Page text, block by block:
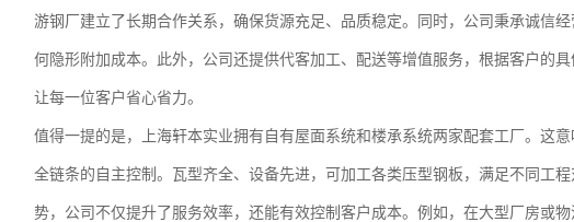
游钢厂建立了长期合作关系，确保货源充足、品质稳定。同时，公司秉承诚信
何隐形附加成本。此外，公司还提供代客加工、配送等增值服务，根据客户的
让每一位客户省心省力。
值得一提的是，上海轩本实业拥有自有屋面系统和楼承系统两家配套工厂。这
全链条的自主控制。瓦型齐全、设备先进，可加工各类压型钢板，满足不同工
势，公司不仅提升了服务效率，还能有效控制客户成本。例如，在大型厂房或